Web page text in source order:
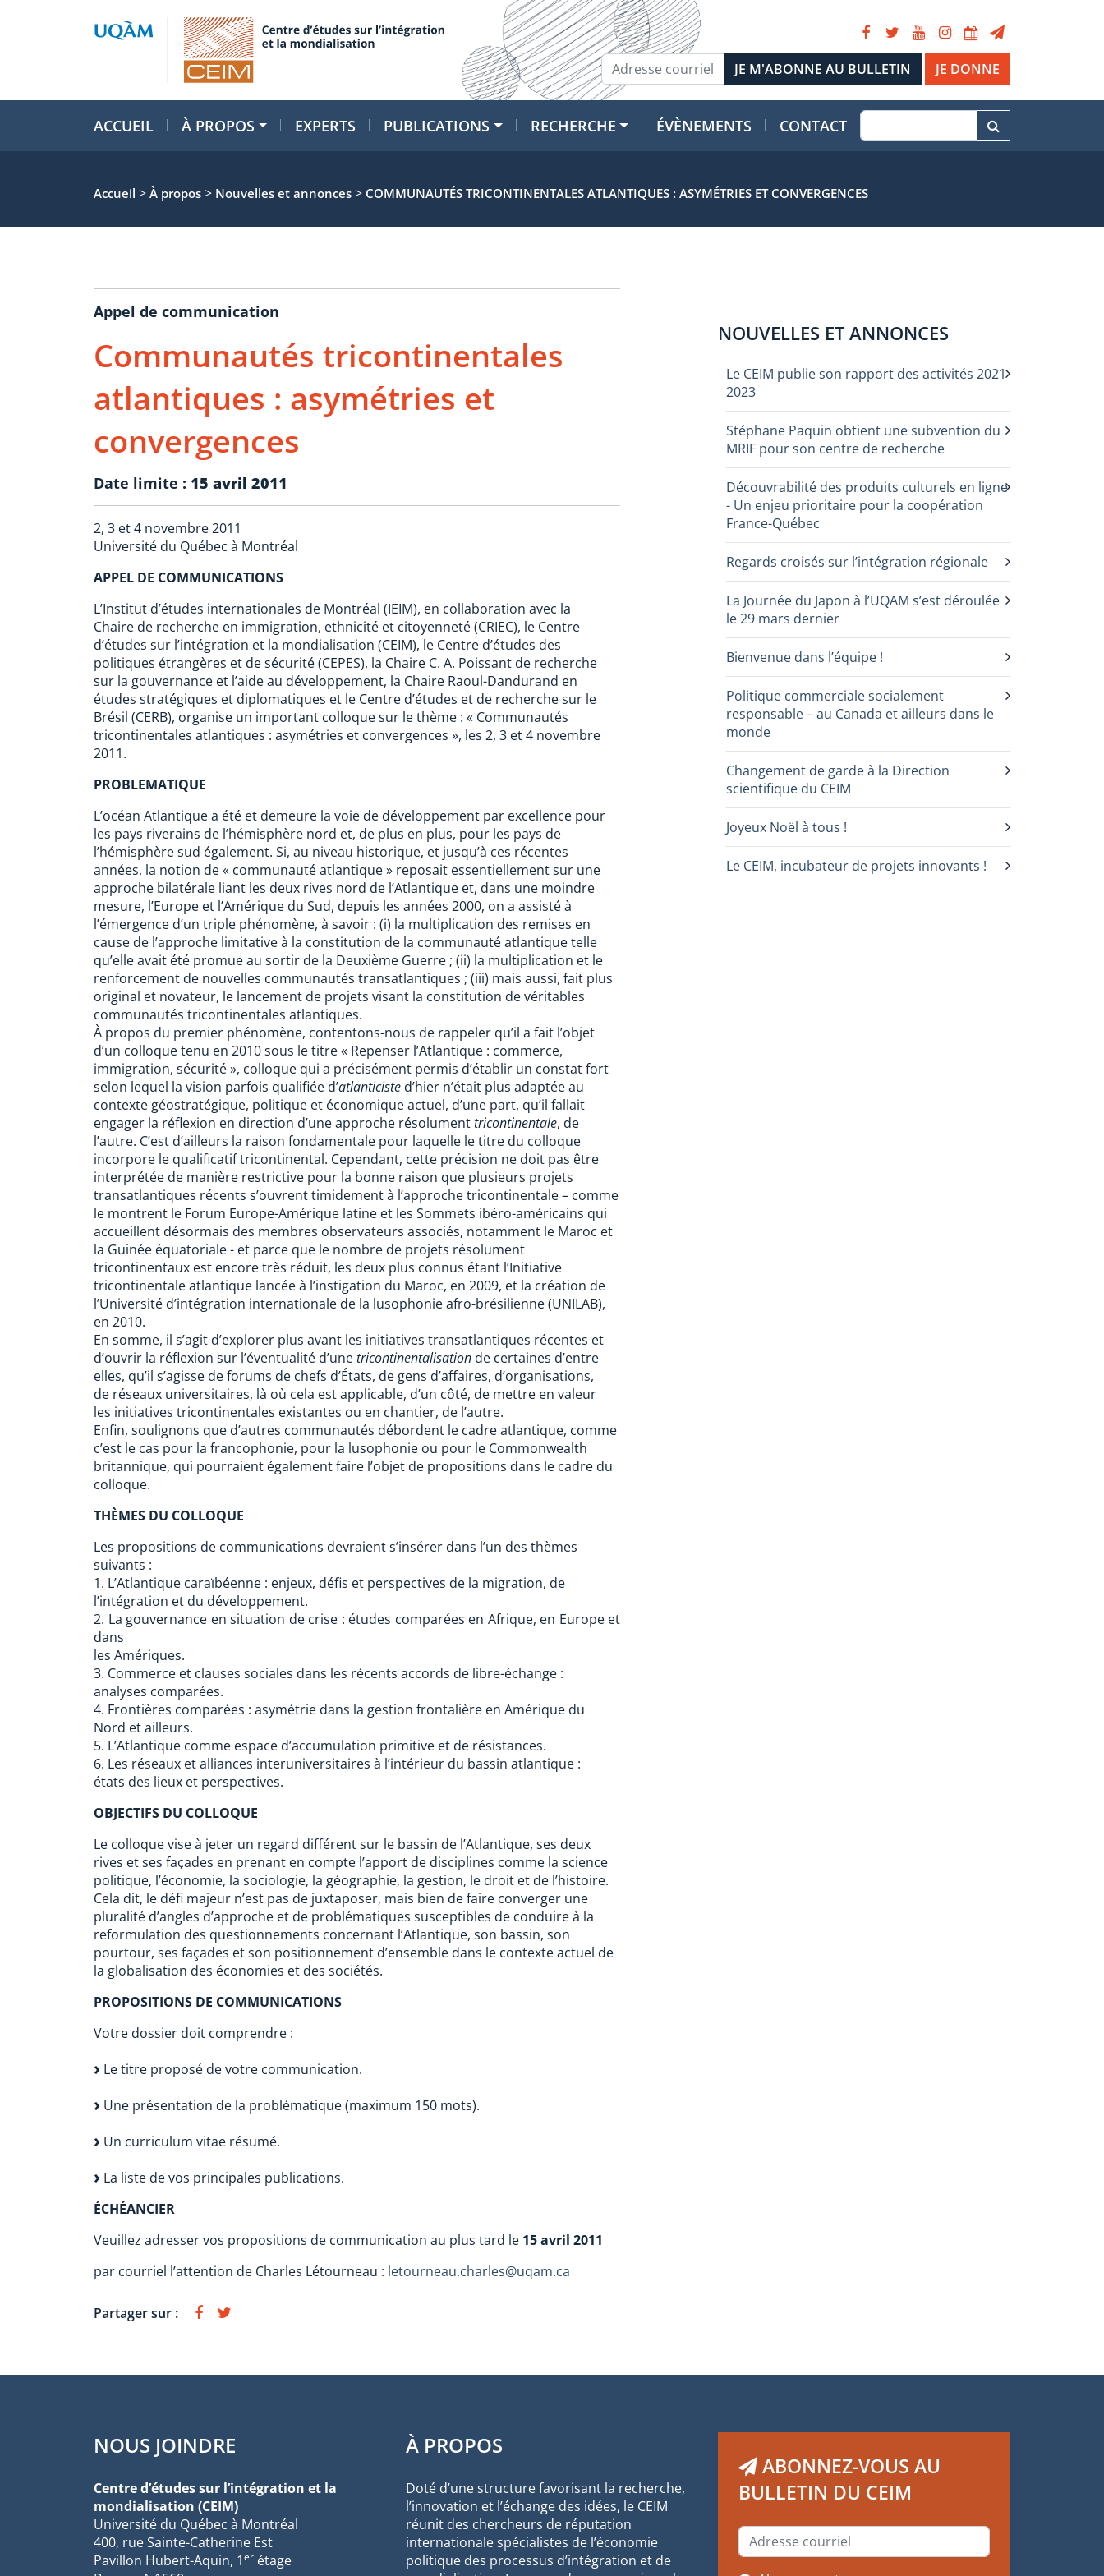
JE DONNE
ACCUEIL À PROPOS EXPERTS PUBLICATIONS RECHERCHE ÉVÈNEMENTS CONTACT
Accueil > À propos > Nouvelles et annonces > COMMUNAUTÉS TRICONTINENTALES ATLANTIQUES : ASYMÉTRIES ET CONVERGENCES
Appel de communication
Communautés tricontinentales
atlantiques : asymétries et
convergences
Date limite : 15 avril 2011
2, 3 et 4 novembre 2011
Université du Québec à Montréal
APPEL DE COMMUNICATIONS
L’Institut d’études internationales de Montréal (IEIM), en collaboration avec la
Chaire de recherche en immigration, ethnicité et citoyenneté (CRIEC), le Centre
d’études sur l’intégration et la mondialisation (CEIM), le Centre d’études des
politiques étrangères et de sécurité (CEPES), la Chaire C. A. Poissant de recherche
sur la gouvernance et l’aide au développement, la Chaire Raoul-Dandurand en
études stratégiques et diplomatiques et le Centre d’études et de recherche sur le
Brésil (CERB), organise un important colloque sur le thème : « Communautés
tricontinentales atlantiques : asymétries et convergences », les 2, 3 et 4 novembre
2011.
PROBLEMATIQUE
L’océan Atlantique a été et demeure la voie de développement par excellence pour
les pays riverains de l’hémisphère nord et, de plus en plus, pour les pays de
l’hémisphère sud également. Si, au niveau historique, et jusqu’à ces récentes
années, la notion de « communauté atlantique » reposait essentiellement sur une
approche bilatérale liant les deux rives nord de l’Atlantique et, dans une moindre
mesure, l’Europe et l’Amérique du Sud, depuis les années 2000, on a assisté à
l’émergence d’un triple phénomène, à savoir : (i) la multiplication des remises en
cause de l’approche limitative à la constitution de la communauté atlantique telle
qu’elle avait été promue au sortir de la Deuxième Guerre ; (ii) la multiplication et le
renforcement de nouvelles communautés transatlantiques ; (iii) mais aussi, fait plus
original et novateur, le lancement de projets visant la constitution de véritables
communautés tricontinentales atlantiques.
À propos du premier phénomène, contentons-nous de rappeler qu’il a fait l’objet
d’un colloque tenu en 2010 sous le titre « Repenser l’Atlantique : commerce,
immigration, sécurité », colloque qui a précisément permis d’établir un constat fort
selon lequel la vision parfois qualifiée d’atlanticiste d’hier n’était plus adaptée au
contexte géostratégique, politique et économique actuel, d’une part, qu’il fallait
engager la réflexion en direction d’une approche résolumenttricontinentale, de
l’autre. C’est d’ailleurs la raison fondamentale pour laquelle le titre du colloque
incorpore le qualificatif tricontinental. Cependant, cette précision ne doit pas être
interprétée de manière restrictive pour la bonne raison que plusieurs projets
transatlantiques récents s’ouvrent timidement à l’approche tricontinentale – comme
le montrent le Forum Europe-Amérique latine et les Sommets ibéro-américains qui
accueillent désormais des membres observateurs associés, notamment le Maroc et
la Guinée équatoriale - et parce que le nombre de projets résolument
tricontinentaux est encore très réduit, les deux plus connus étant l’Initiative
tricontinentale atlantique lancée à l’instigation du Maroc, en 2009, et la création de
l’Université d’intégration internationale de la lusophonie afro-brésilienne (UNILAB),
en 2010.
En somme, il s’agit d’explorer plus avant les initiatives transatlantiques récentes et
d’ouvrir la réflexion sur l’éventualité d’unetricontinentalisation de certaines d’entre
elles, qu’il s’agisse de forums de chefs d’États, de gens d’affaires, d’organisations,
de réseaux universitaires, là où cela est applicable, d’un côté, de mettre en valeur
les initiatives tricontinentales existantes ou en chantier, de l’autre.
Enfin, soulignons que d’autres communautés débordent le cadre atlantique, comme
c’est le cas pour la francophonie, pour la lusophonie ou pour le Commonwealth
britannique, qui pourraient également faire l’objet de propositions dans le cadre du
colloque.
THÈMES DU COLLOQUE
Les propositions de communications devraient s’insérer dans l’un des thèmes
suivants :
1. L’Atlantique caraïbéenne : enjeux, défis et perspectives de la migration, de
l’intégration et du développement.
2. La gouvernance en situation de crise : études comparées en Afrique, en Europe et
dans
les Amériques.
3. Commerce et clauses sociales dans les récents accords de libre-échange :
analyses comparées.
4. Frontières comparées : asymétrie dans la gestion frontalière en Amérique du
Nord et ailleurs.
5. L’Atlantique comme espace d’accumulation primitive et de résistances.
6. Les réseaux et alliances interuniversitaires à l’intérieur du bassin atlantique :
états des lieux et perspectives.
OBJECTIFS DU COLLOQUE
Le colloque vise à jeter un regard différent sur le bassin de l’Atlantique, ses deux
rives et ses façades en prenant en compte l’apport de disciplines comme la science
politique, l’économie, la sociologie, la géographie, la gestion, le droit et de l’histoire.
Cela dit, le défi majeur n’est pas de juxtaposer, mais bien de faire converger une
pluralité d’angles d’approche et de problématiques susceptibles de conduire à la
reformulation des questionnements concernant l’Atlantique, son bassin, son
pourtour, ses façades et son positionnement d’ensemble dans le contexte actuel de
la globalisation des économies et des sociétés.
PROPOSITIONS DE COMMUNICATIONS
Votre dossier doit comprendre :
Le titre proposé de votre communication.
Une présentation de la problématique (maximum 150 mots).
Un curriculum vitae résumé.
La liste de vos principales publications.
ÉCHÉANCIER
Veuillez adresser vos propositions de communication au plus tard le 15 avril 2011
par courriel l’attention de Charles Létourneau : letourneau.charles@uqam.ca
Partager sur :
NOUVELLES ET ANNONCES
Le CEIM publie son rapport des activités 2021-
2023
Stéphane Paquin obtient une subvention du
MRIF pour son centre de recherche
Découvrabilité des produits culturels en ligne
- Un enjeu prioritaire pour la coopération
France-Québec
Regards croisés sur l’intégration régionale
La Journée du Japon à l’UQAM s’est déroulée
le 29 mars dernier
Bienvenue dans l’équipe !
Politique commerciale socialement
responsable – au Canada et ailleurs dans le
monde
Changement de garde à la Direction
scientifique du CEIM
Joyeux Noël à tous !
Le CEIM, incubateur de projets innovants !
NOUS JOINDRE
Centre d’études sur l’intégration et la
mondialisation (CEIM)
Université du Québec à Montréal
400, rue Sainte-Catherine Est
Pavillon Hubert-Aquin, 1er étage
À PROPOS
Doté d’une structure favorisant la recherche,
l’innovation et l’échange des idées, le CEIM
réunit des chercheurs de réputation
internationale spécialistes de l’économie
politique des processus d’intégration et de
ABONNEZ-VOUS AU
BULLETIN DU CEIM